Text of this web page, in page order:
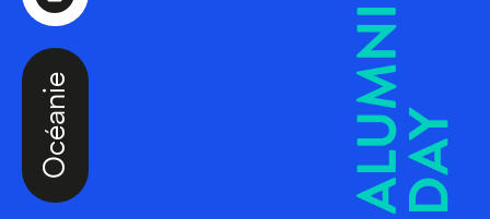
Océanie